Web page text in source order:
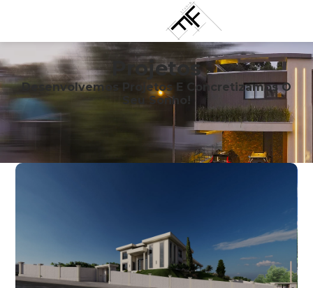
Projetos
Desenvolvemos Projetos E Concretizamos O
Seu Sonho!